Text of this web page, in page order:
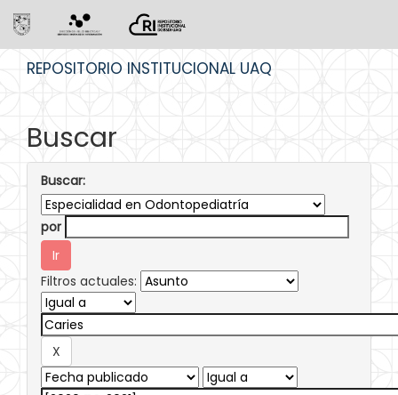
REPOSITORIO INSTITUCIONAL UAQ
Buscar
Buscar:
por
Filtros actuales: